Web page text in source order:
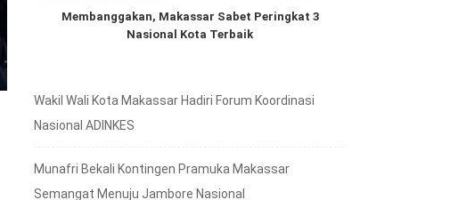
Membanggakan, Makassar Sabet Peringkat 3
Nasional Kota Terbaik
Wakil Wali Kota Makassar Hadiri Forum Koordinasi
Nasional ADINKES
Munafri Bekali Kontingen Pramuka Makassar
Semangat Menuju Jambore Nasional